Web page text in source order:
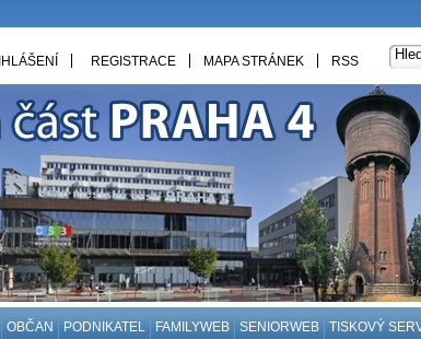
OBČAN PODNIKATEL FAMILYWEB SENIORWEB TISKOVÝ
REGISTRACE MAPA STRÁNEK RSS